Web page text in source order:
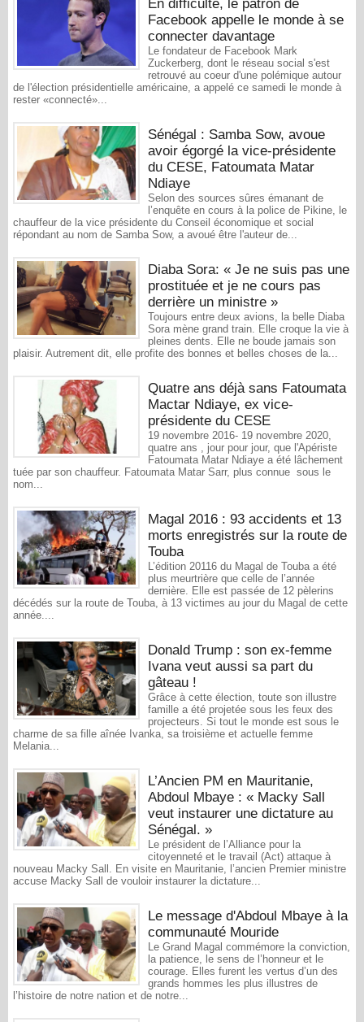
En difficulté, le patron de
Facebook appelle le monde à se
connecter davantage
Le fondateur de Facebook Mark
Zuckerberg, dont le réseau social s'est
retrouvé au coeur d'une polémique autour
de l'élection présidentielle américaine, a appelé ce samedi le monde à
rester «connecté»...
Sénégal : Samba Sow, avoue
avoir égorgé la vice-présidente
du CESE, Fatoumata Matar
Ndiaye
Selon des sources sûres émanant de
l’enquête en cours à la police de Pikine, le
chauffeur de la vice présidente du Conseil économique et social
répondant au nom de Samba Sow, a avoué être l'auteur de...
Diaba Sora: « Je ne suis pas une
prostituée et je ne cours pas
derrière un ministre »
Toujours entre deux avions, la belle Diaba
Sora mène grand train. Elle croque la vie à
pleines dents. Elle ne boude jamais son
plaisir. Autrement dit, elle profite des bonnes et belles choses de la...
Quatre ans déjà sans Fatoumata
Mactar Ndiaye, ex vice-
présidente du CESE
19 novembre 2016- 19 novembre 2020,
quatre ans , jour pour jour, que l'Apériste
Fatoumata Matar Ndiaye a été lâchement
tuée par son chauffeur. Fatoumata Matar Sarr, plus connue sous le
nom...
Magal 2016 : 93 accidents et 13
morts enregistrés sur la route de
Touba
L’édition 20116 du Magal de Touba a été
plus meurtrière que celle de l’année
dernière. Elle est passée de 12 pèlerins
décédés sur la route de Touba, à 13 victimes au jour du Magal de cette
année....
Donald Trump : son ex-femme
Ivana veut aussi sa part du
gâteau !
Grâce à cette élection, toute son illustre
famille a été projetée sous les feux des
projecteurs. Si tout le monde est sous le
charme de sa fille aînée Ivanka, sa troisième et actuelle femme
Melania...
L’Ancien PM en Mauritanie,
Abdoul Mbaye : « Macky Sall
veut instaurer une dictature au
Sénégal. »
Le président de l’Alliance pour la
citoyenneté et le travail (Act) attaque à
nouveau Macky Sall. En visite en Mauritanie, l’ancien Premier ministre
accuse Macky Sall de vouloir instaurer la dictature...
Le message d'Abdoul Mbaye à la
communauté Mouride
Le Grand Magal commémore la conviction,
la patience, le sens de l’honneur et le
courage. Elles furent les vertus d’un des
grands hommes les plus illustres de
l’histoire de notre nation et de notre...